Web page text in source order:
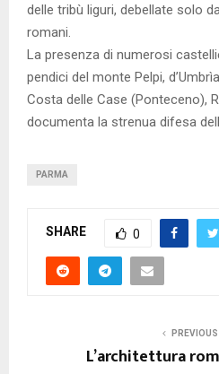
delle tribù liguri, debellate solo
romani.
La presenza di numerosi
pendici del monte Pelpi,
Costa delle Case (Ponteceno),
documenta la strenua difesa
PARMA
SHARE 0
L’architettura